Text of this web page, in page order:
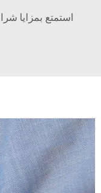
استمتع بمزايا